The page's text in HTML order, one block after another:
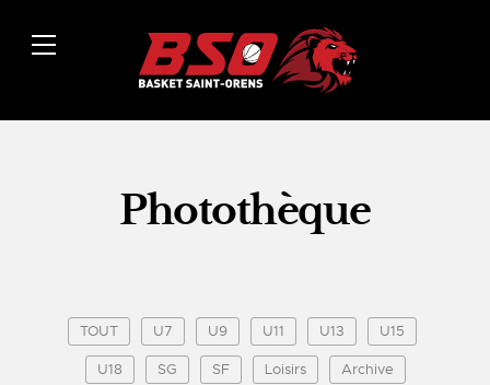
Photothèque
TOUT U7 U9 U11 U13 U15
U18 SG SF Loisirs Archive